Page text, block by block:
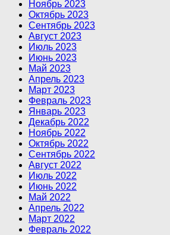
Ноябрь 2023
Октябрь 2023
Сентябрь 2023
Август 2023
Июль 2023
Июнь 2023
Май 2023
Апрель 2023
Март 2023
Февраль 2023
Январь 2023
Декабрь 2022
Ноябрь 2022
Октябрь 2022
Сентябрь 2022
Август 2022
Июль 2022
Июнь 2022
Май 2022
Апрель 2022
Март 2022
Февраль 2022